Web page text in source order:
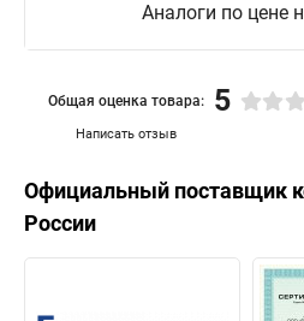
Аналоги по цене
Написать отзыв
Общая оценка товара: 5
Официальный поставщик
России